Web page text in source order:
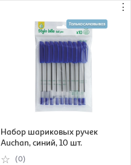
⋮
Набор шариковых ручек
Auchan, синий, 10 шт.
(0)